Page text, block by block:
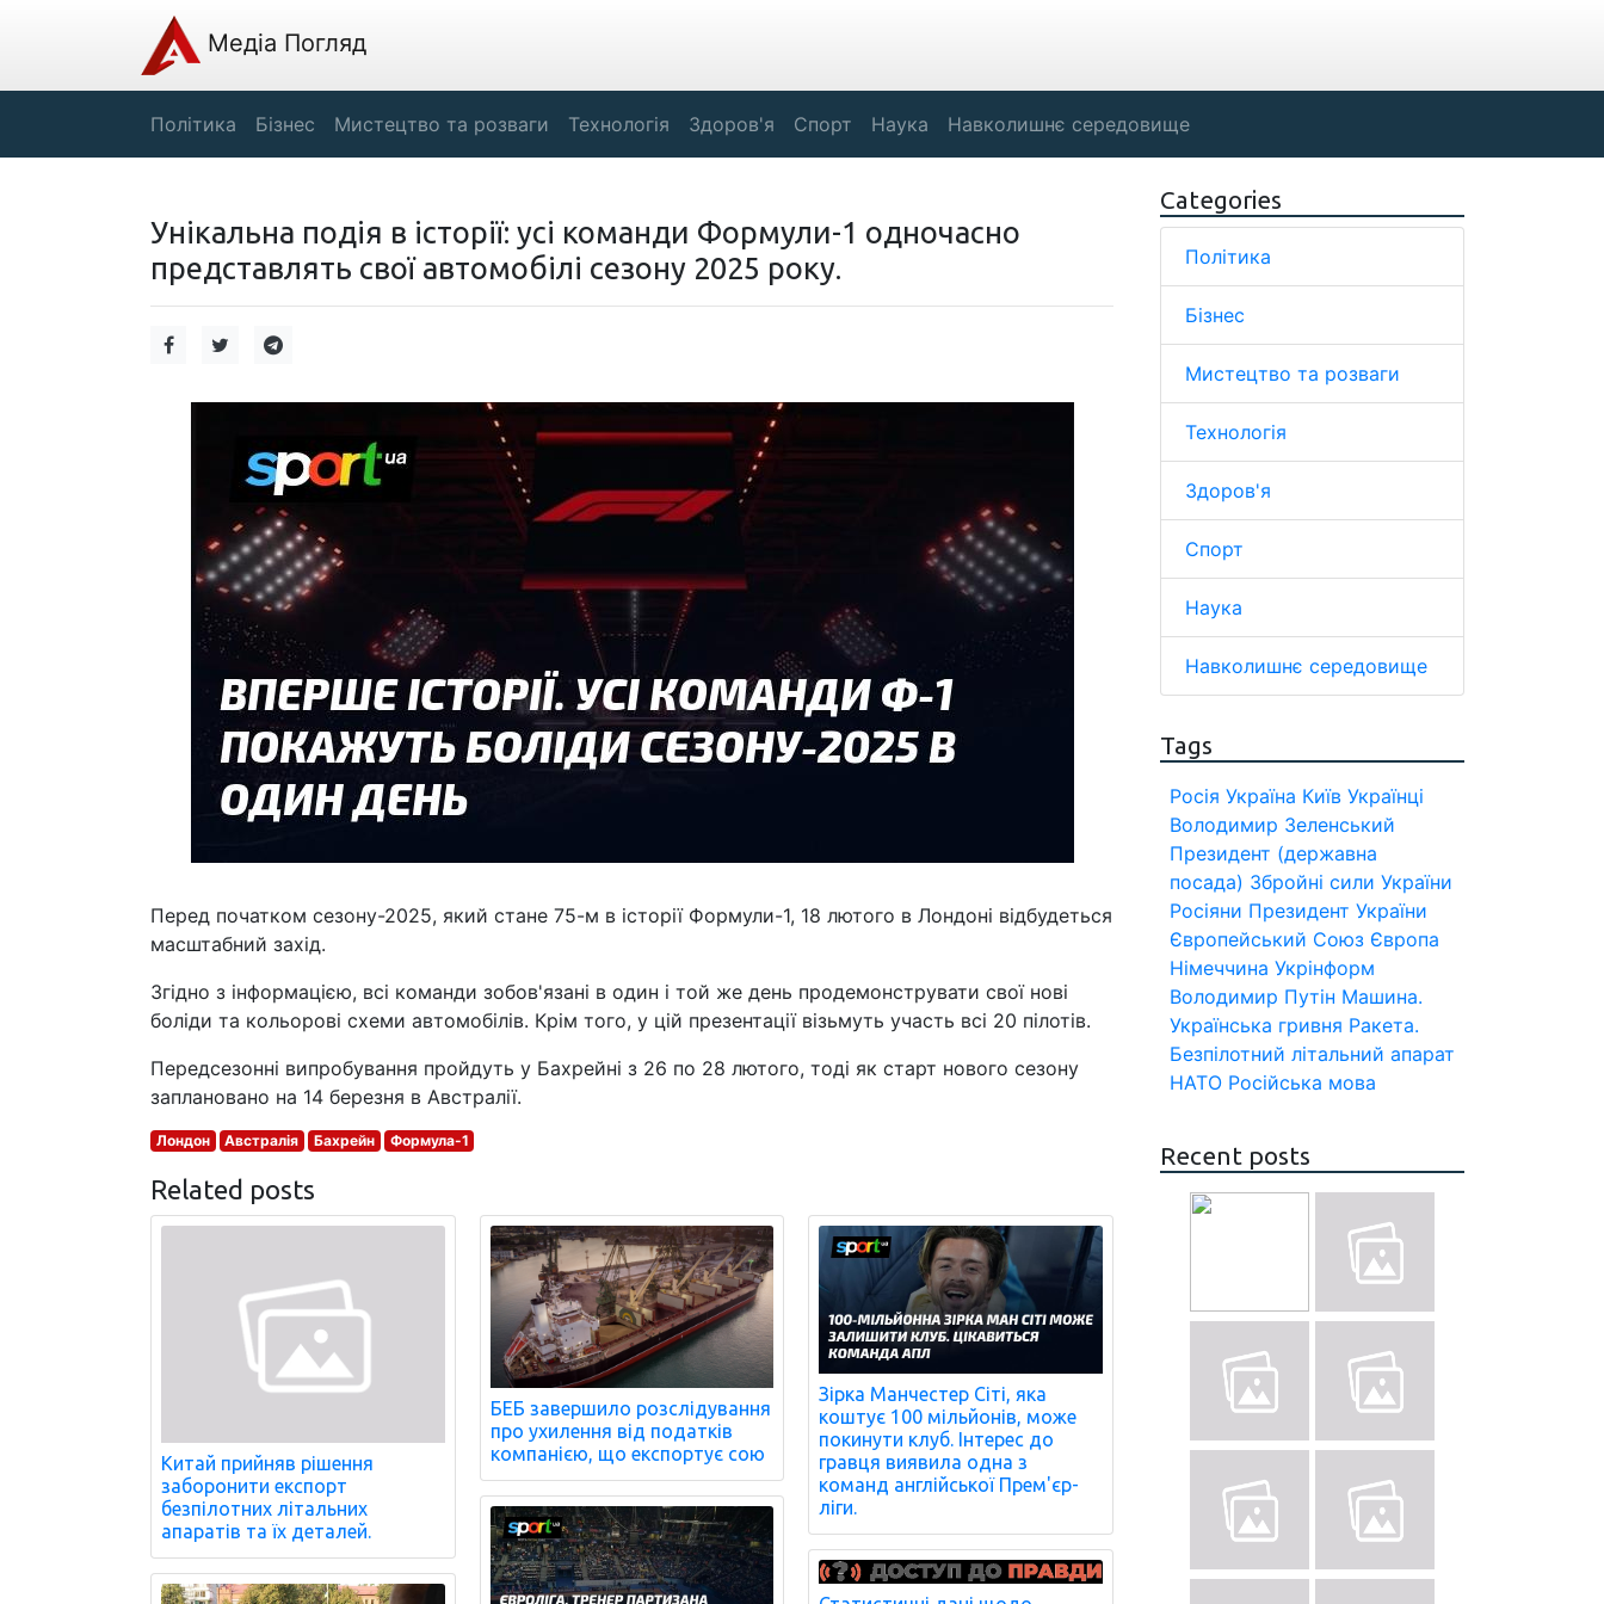
Медіа Погляд
Політика Бізнес Мистецтво та розваги Технологія Здоров'я Спорт Наука Навколишнє середовище
Унікальна подія в історії: усі команди Формули-1 одночасно
представлять свої автомобілі сезону 2025 року.
Перед початком сезону-2025, який стане 75-м в історії Формули-1, 18 лютого в Лондоні відбудеться
масштабний захід.
Згідно з інформацією, всі команди зобов'язані в один і той же день продемонструвати свої нові
боліди та кольорові схеми автомобілів. Крім того, у цій презентації візьмуть участь всі 20 пілотів.
Передсезонні випробування пройдуть у Бахрейні з 26 по 28 лютого, тоді як старт нового сезону
заплановано на 14 березня в Австралії.
Лондон Австралія Бахрейн Формула-1
Related posts
Китай прийняв рішення
заборонити експорт
безпілотних літальних
апаратів та їх деталей.
БЕБ завершило розслідування
про ухилення від податків
компанією, що експортує сою
Зірка Манчестер Сіті, яка
коштує 100 мільйонів, може
покинути клуб. Інтерес до
гравця виявила одна з
команд англійської Прем'єр-
ліги.
Categories
Політика
Бізнес
Мистецтво та розваги
Технологія
Здоров'я
Спорт
Наука
Навколишнє середовище
Tags
Росія Україна Київ Українці
Володимир Зеленський
Президент (державна
посада) Збройні сили України
Росіяни Президент України
Європейський Союз Європа
Німеччина Укрінформ
Володимир Путін Машина.
Українська гривня Ракета.
Безпілотний літальний апарат
НАТО Російська мова
Recent posts